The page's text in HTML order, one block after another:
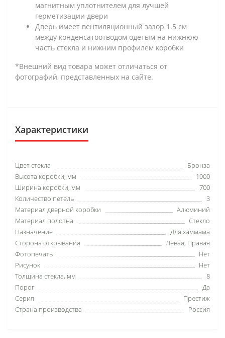
магнитным уплотнителем для лучшей
герметизации двери
Дверь имеет вентиляционный зазор 1.5 см
между конденсатоотводом одетым на нижнюю
часть стекла и нижним профилем коробки
*Внешний вид товара может отличаться от
фотографий, представленных на сайте.
Характеристики
Цвет стекла
Бронза
Высота коробки, мм
1900
Ширина коробки, мм
700
Количество петель
3
Материал дверной коробки
Алюминий
Материал полотна
Стекло
Назначение
Для хаммама
Сторона открывания
Левая, Правая
Фотопечать
Нет
Рисунок
Нет
Толщина стекла, мм
8
Порог
Да
Серия
Престиж
Страна производства
Россия